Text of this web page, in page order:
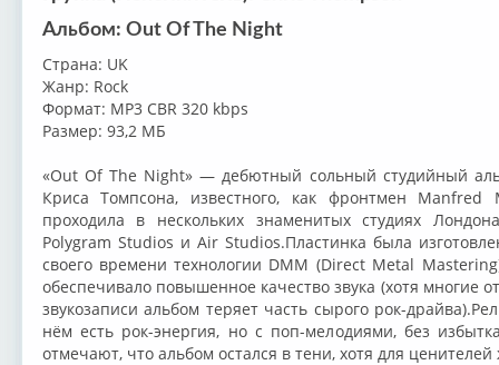
Альбом: Out Of The Night
Страна: UK
Жанр: Rock
Формат: MP3 CBR 320 kbps
Размер: 93,2 МБ
«Out Of The Night» — дебютный сольный студийный
Криса Томпсона, известного, как фронтмен Manfred
проходила в нескольких знаменитых студиях
Polygram Studios и Air Studios.Пластинка была
своего времени технологии DMM (Direct Metal
обеспечивало повышенное качество звука (хотя многие
звукозаписи альбом теряет часть сырого рок-
нём есть рок-энергия, но с поп-мелодиями, без
отмечают, что альбом остался в тени, хотя для